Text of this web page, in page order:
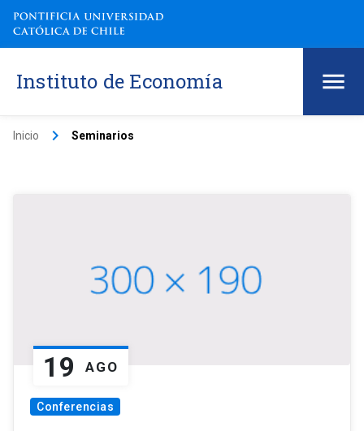
Instituto de Economía
Inicio keyboard_arrow_right Seminarios
19 AGO
Conferencias